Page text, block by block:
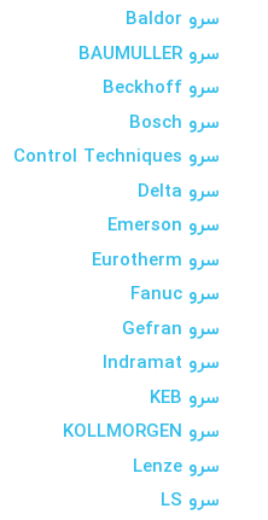
سرو Baldor
سرو BAUMULLER
سرو Beckhoff
سرو Bosch
سرو Control Techniques
سرو Delta
سرو Emerson
سرو Eurotherm
سرو Fanuc
سرو Gefran
سرو Indramat
سرو KEB
سرو KOLLMORGEN
سرو Lenze
سرو LS